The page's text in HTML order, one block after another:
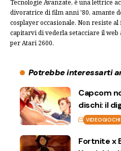
Tecnologie Avanzate, è una lettrice
divoratrice di film anni '80, amante
cosplayer occasionale. Non resiste
capitarvi di vederla setacciare il
per Atari 2600.
Potrebbe interessarti
Capcom
dischi: il
VIDEOGIOCHI
Fortnite x